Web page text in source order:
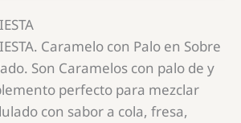
Caramelo con Palo en Sobre
Son Caramelos con palo de y
perfecto para mezclar
con sabor a cola, fresa,